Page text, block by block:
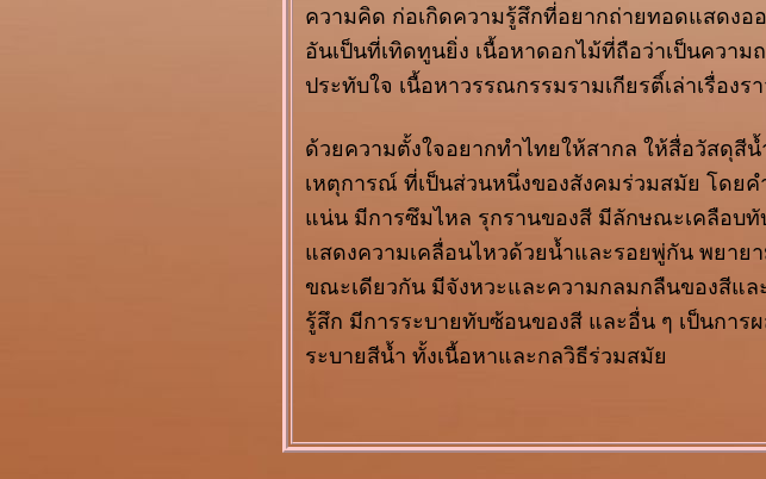
ความคิด ก่อเกิดความรู้สึกที่อยากถ่ายทอดแสดง
อันเป็นที่เทิดทูนยิ่ง เนื้อหาดอกไม้ที่ถือว่าเป็นควา
ประทับใจ เนื้อหาวรรณกรรมรามเกียรติ์เล่าเรื่อ
ด้วยความตั้งใจอยากทำไทยให้สากล ให้สื่อวัสดุ
เหตุการณ์ ที่เป็นส่วนหนึ่งของสังคมร่วมสมัย โด
น่น มีการซึมไหล รุกรานของสี มีลักษณะเคลือบทั
สดงความเคลื่อนไหวด้วยน้ำและรอยพู่กัน พยาย
ขณะเดียวกัน มีจังหวะและความกลมกลืนของสีแ
รู้สึก มีการระบายทับซ้อนของสี และอื่น ๆ เป็นการ
ระบายสีน้ำ ทั้งเนื้อหาและกลวิธีร่วมสมั